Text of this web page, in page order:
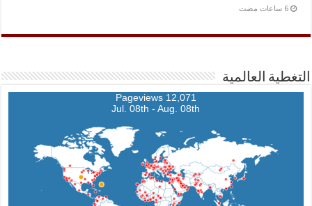
‏6 ساعات مضت
التغطية العالمية
12,071 Pageviews
Jul. 08th - Aug. 08th